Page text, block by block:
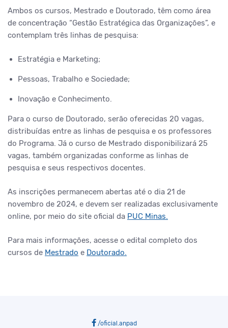
Ambos os cursos, Mestrado e Doutorado, têm como área
de concentração “Gestão Estratégica das Organizações”, e
contemplam três linhas de pesquisa:
Estratégia e Marketing;
Pessoas, Trabalho e Sociedade;
Inovação e Conhecimento.
Para o curso de Doutorado, serão oferecidas 20 vagas,
distribuídas entre as linhas de pesquisa e os professores
do Programa. Já o curso de Mestrado disponibilizará 25
vagas, também organizadas conforme as linhas de
pesquisa e seus respectivos docentes.
As inscrições permanecem abertas até o dia 21 de
novembro de 2024, e devem ser realizadas exclusivamente
online, por meio do site oficial da PUC Minas.
Para mais informações, acesse o edital completo dos
cursos de Mestrado e Doutorado.
/oficial.anpad